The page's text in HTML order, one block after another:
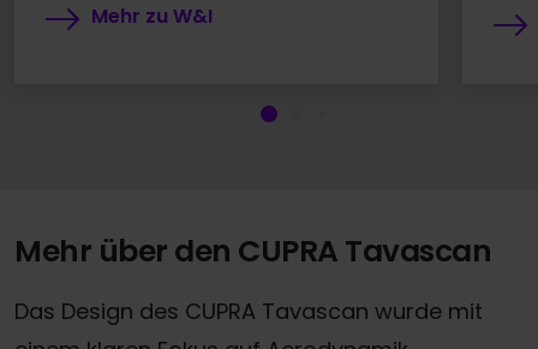
Mehr zu W&I
Mehr über den CUPRA Tavascan
Das Design des CUPRA Tavascan wurde mit